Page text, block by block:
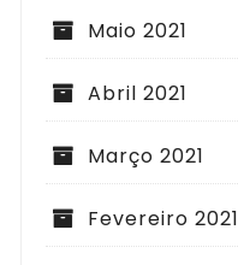
Maio 2021
Abril 2021
Março 2021
Fevereiro 2021